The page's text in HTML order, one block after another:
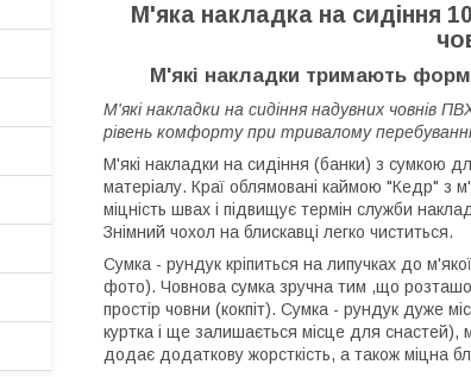
М'яка накладка на сидіння
М'які накладки тримають
М'які накладки на сидіння надувних човнів
рівень комфорту при тривалому перебуванні
М'які накладки на сидіння (банки) з сумкою
матеріалу. Краї облямовані каймою "Кедр" з
міцність швах і підвищує термін служби
Знімний чохол на блискавці легко чиститься.
Сумка - рундук кріпиться на липучках до
фото). Човнова сумка зручна тим ,що
простір човни (кокпіт). Сумка - рундук дуже
куртка і ще залишається місце для
додає додаткову жорсткість, а також міцна